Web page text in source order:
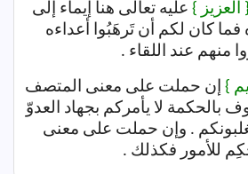
العزيز } عليه تعالى هنا إيماء إلى
فما كان لكم أن تَرهَبُوا أعداءه
منهم عند اللقاء .
} إن حملت على معنى المتصف
بالحكمة لا يأمركم بجهاد العدوّ
يغلبونكم . وإن حملت على معنى
للأمور فكذلك .